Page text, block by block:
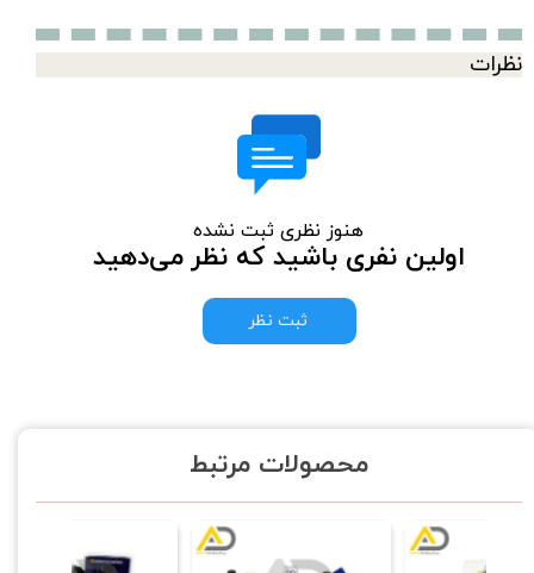
نظرات
هنوز نظری ثبت نشده
اولین نفری باشید که نظر می‌دهید
ثبت نظر
محصولات مرتبط